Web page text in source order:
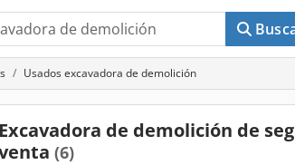
Usados excavadora de demolición
Excavadora de demolición de
(6)